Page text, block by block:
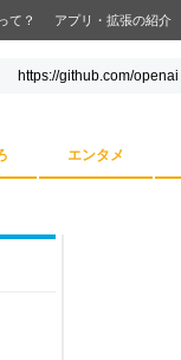
て？ アプリ・拡張の紹介
エンタメ